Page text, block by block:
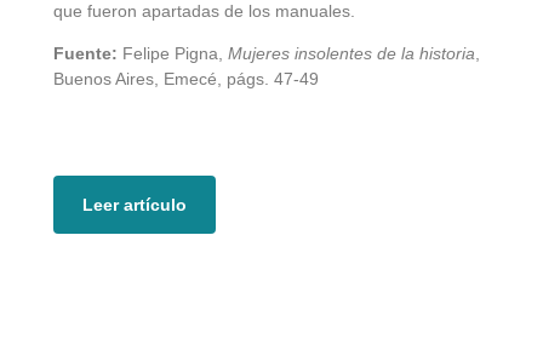
que fueron apartadas de los manuales.
Fuente: Felipe Pigna, Mujeres insolentes de la historia
Buenos Aires, Emecé, págs. 47-49
Leer artículo